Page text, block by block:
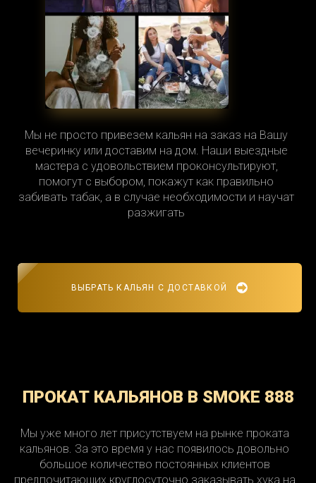
Мы не просто привезем кальян на заказ на Вашу
вечеринку или доставим на дом. Наши выездные
мастера с удовольствием проконсультируют,
помогут с выбором, покажут как правильно
забивать табак, а в случае необходимости и научат
разжигать
ВЫБРАТЬ КАЛЬЯН С ДОСТАВКОЙ
ПРОКАТ КАЛЬЯНОВ В SMOKE 888
Мы уже много лет присутствуем на рынке проката
кальянов. За это время у нас появилось довольно
большое количество постоянных клиентов
предпочитающих круглосуточно заказывать хука на